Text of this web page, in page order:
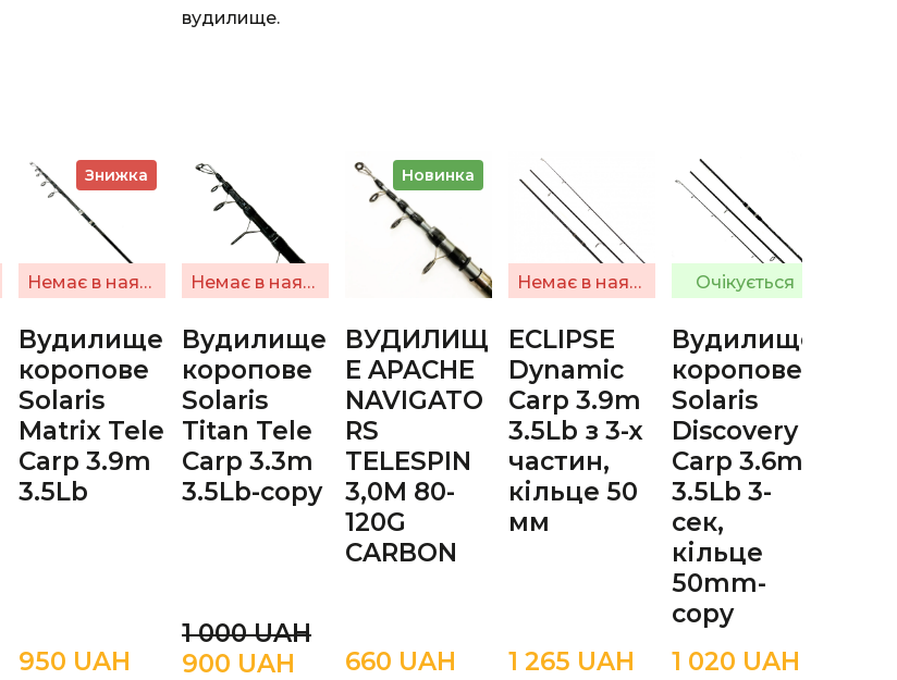
вудилище.
Знижка
Немає в наявності
Вудилище
коропове
Solaris
Matrix Tele
Carp 3.9m
3.5Lb
950 UAН
Немає в наявності
Вудилище
коропове
Solaris
Titan Tele
Carp 3.3m
3.5Lb-copy
1 000 UAН
900 UAН
Новинка
ВУДИЛИЩ
Е APACHE
NAVIGATO
RS
TELESPIN
3,0M 80-
120G
CARBON
660 UAН
Немає в наявності
ECLIPSE
Dynamic
Carp 3.9m
3.5Lb з 3-х
частин,
кільце 50
мм
1 265 UAН
Очікується
Вудилище
коропове
Solaris
Discovery
Carp 3.6m
3.5Lb 3-
сек,
кільце
50mm-
copy
1 020 UAН